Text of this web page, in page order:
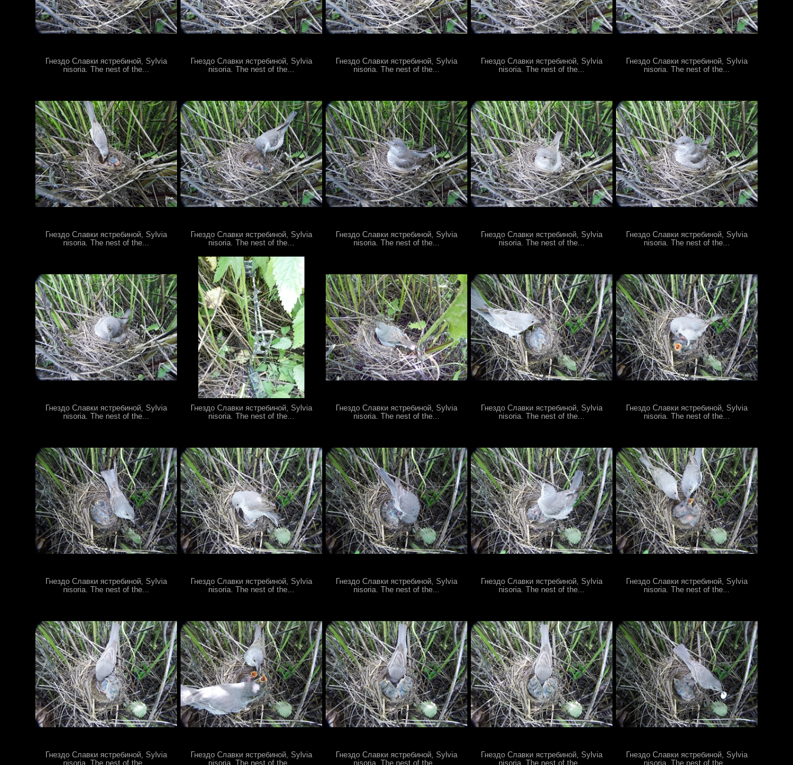
Гнездо Славки ястребиной, Sylvia
nisoria. The nest of the...
Гнездо Славки ястребиной, Sylvia
nisoria. The nest of the...
Гнездо Славки ястребиной, Sylvia
nisoria. The nest of the...
Гнездо Славки ястребиной, Sylvia
nisoria. The nest of the...
Гнездо Славки ястребиной, Sylvia
nisoria. The nest of the...
Гнездо Славки ястребиной, Sylvia
nisoria. The nest of the...
Гнездо Славки ястребиной, Sylvia
nisoria. The nest of the...
Гнездо Славки ястребиной, Sylvia
nisoria. The nest of the...
Гнездо Славки ястребиной, Sylvia
nisoria. The nest of the...
Гнездо Славки ястребиной, Sylvia
nisoria. The nest of the...
Гнездо Славки ястребиной, Sylvia
nisoria. The nest of the...
Гнездо Славки ястребиной, Sylvia
nisoria. The nest of the...
Гнездо Славки ястребиной, Sylvia
nisoria. The nest of the...
Гнездо Славки ястребиной, Sylvia
nisoria. The nest of the...
Гнездо Славки ястребиной, Sylvia
nisoria. The nest of the...
Гнездо Славки ястребиной, Sylvia
nisoria. The nest of the...
Гнездо Славки ястребиной, Sylvia
nisoria. The nest of the...
Гнездо Славки ястребиной, Sylvia
nisoria. The nest of the...
Гнездо Славки ястребиной, Sylvia
nisoria. The nest of the...
Гнездо Славки ястребиной, Sylvia
nisoria. The nest of the...
Гнездо Славки ястребиной, Sylvia
nisoria. The nest of the...
Гнездо Славки ястребиной, Sylvia
nisoria. The nest of the...
Гнездо Славки ястребиной, Sylvia
nisoria. The nest of the...
Гнездо Славки ястребиной, Sylvia
nisoria. The nest of the...
Гнездо Славки ястребиной, Sylvia
nisoria. The nest of the...